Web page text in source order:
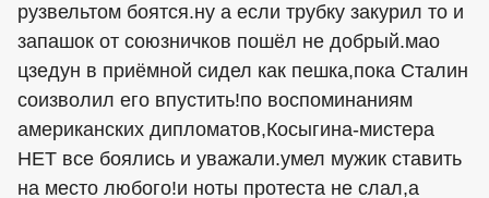
рузвельтом боятся.ну а если трубку закурил то и
запашок от союзничков пошёл не добрый.мао
цзедун в приёмной сидел как пешка,пока Сталин
соизволил его впустить!по воспоминаниям
американских дипломатов,Косыгина-мистера
НЕТ все боялись и уважали.умел мужик ставить
на место любого!и ноты протеста не слал,а